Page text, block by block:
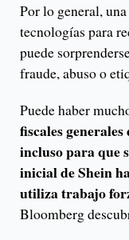
Por lo general,
tecnologías para
puede
fraude, abuso o
Puede haber
fiscales
incluso para que
inicial de Shein
utiliza trabajo
Bloomberg